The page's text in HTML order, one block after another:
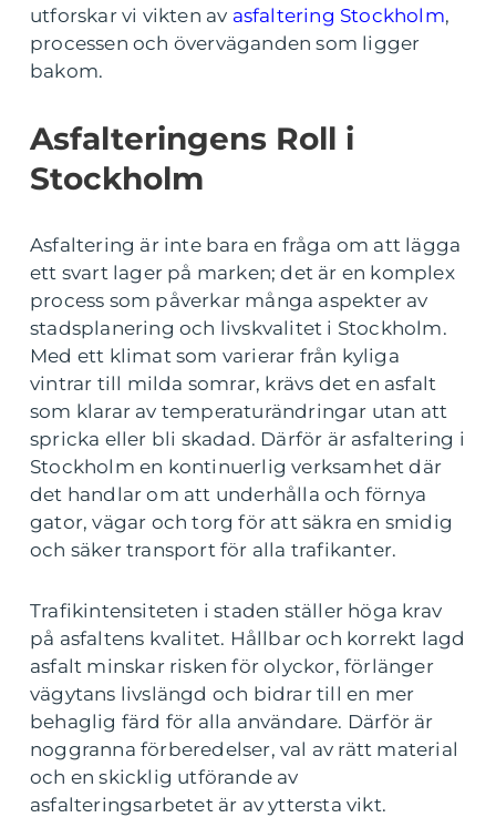
utforskar vi vikten av asfaltering Stockholm,
processen och överväganden som ligger
bakom.
Asfalteringens Roll i
Stockholm
Asfaltering är inte bara en fråga om att lägga
ett svart lager på marken; det är en komplex
process som påverkar många aspekter av
stadsplanering och livskvalitet i Stockholm.
Med ett klimat som varierar från kyliga
vintrar till milda somrar, krävs det en asfalt
som klarar av temperaturändringar utan att
spricka eller bli skadad. Därför är asfaltering i
Stockholm en kontinuerlig verksamhet där
det handlar om att underhålla och förnya
gator, vägar och torg för att säkra en smidig
och säker transport för alla trafikanter.
Trafikintensiteten i staden ställer höga krav
på asfaltens kvalitet. Hållbar och korrekt lagd
asfalt minskar risken för olyckor, förlänger
vägytans livslängd och bidrar till en mer
behaglig färd för alla användare. Därför är
noggranna förberedelser, val av rätt material
och en skicklig utförande av
asfalteringsarbetet är av yttersta vikt.